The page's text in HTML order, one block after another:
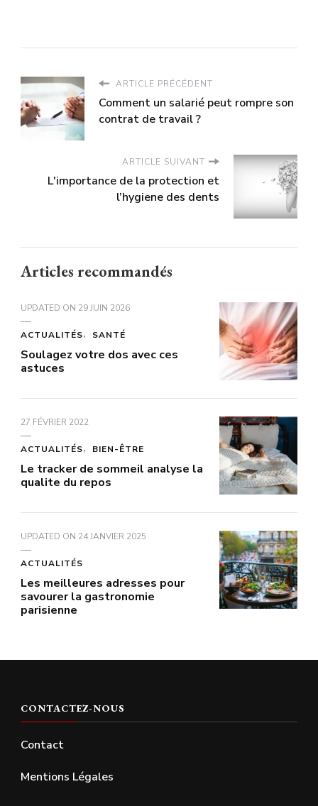
?
ARTICLE PRÉCÉDENT
Comment un salarié peut rompre son
contrat de travail ?
ARTICLE SUIVANT
L'importance de la protection et
l’hygiene des dents
Articles recommandés
UPDATED ON 29 JUIN 2026
ACTUALITÉS SANTÉ
Soulagez votre dos avec ces
astuces
27 FÉVRIER 2022
ACTUALITÉS BIEN-ÊTRE
Le tracker de sommeil analyse la
qualite du repos
UPDATED ON 24 JANVIER 2025
ACTUALITÉS
Les meilleures adresses pour
savourer la gastronomie
parisienne
CONTACTEZ-NOUS
Contact
Mentions Légales